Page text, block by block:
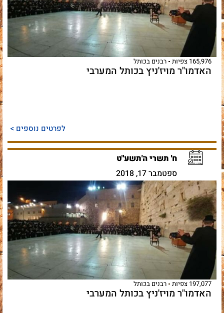
165,976 צפיות רבנים בכותל
האדמו"ר מויז'ניץ בכותל המערבי
לפרטים נוספים >
ח' תשרי ה'תשע"ט
ספטמבר 17, 2018
197,077 צפיות רבנים בכותל
האדמו"ר מויז'ניץ בכותל המערבי